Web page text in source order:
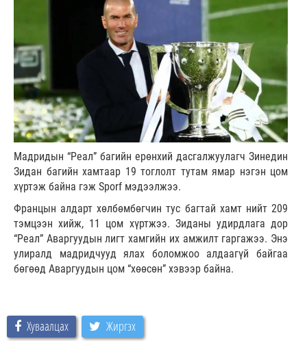
Мадридын “Реал” багийн ерөнхий дасгалжуулагч Зинедин
Зидан багийн хамтаар 19 тоглолт тутам ямар нэгэн цом
хүртэж байна гэж Sporf мэдээлжээ.
Францын алдарт хөлбөмбөгчин тус багтай хамт нийт 209
тэмцээн хийж, 11 цом хүртжээ. Зиданы удирдлага дор
“Реал” Аваргуудын лигт хамгийн их амжилт гаргажээ. Энэ
улиралд мадридчууд ялах боломжоо алдаагүй байгаа
бөгөөд Аваргуудын цом “хөөсөн” хэвээр байна.
Хуваалцах Жиргэх